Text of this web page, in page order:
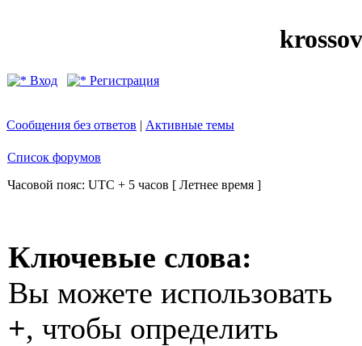
Вход Регистрация
Сообщения без ответов | Активные темы
Список форумов
Часовой пояс: UTC + 5 часов [ Летнее время ]
Ключевые слова:
Вы можете использовать
+, чтобы определить